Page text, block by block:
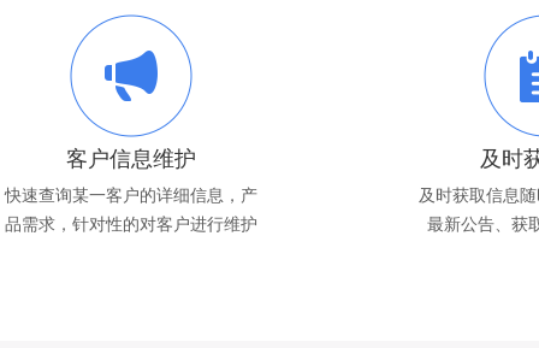
客户信息维护
快速查询某一客户的详细信息，产
品需求，针对性的对客户进行维护
及时
及时获取信息
最新公告、获